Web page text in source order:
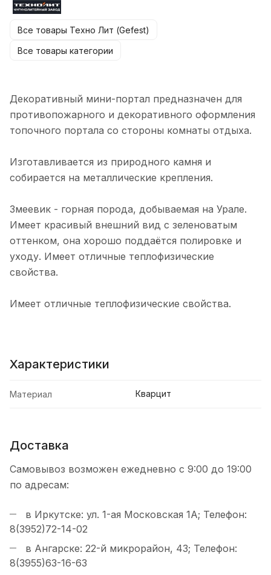
Все товары Техно Лит (Gefest)
Все товары категории
Декоративный мини-портал предназначен для
противопожарного и декоративного оформления
топочного портала со стороны комнаты отдыха.
Изготавливается из природного камня и
собирается на металлические крепления.
Змеевик - горная порода, добываемая на Урале.
Имеет красивый внешний вид с зеленоватым
оттенком, она хорошо поддаётся полировке и
уходу. Имеет отличные теплофизические
свойства.
Имеет отличные теплофизические свойства.
Характеристики
Материал Кварцит
Доставка
Самовывоз возможен ежедневно с 9:00 до 19:00
по адресам:
в Иркутске: ул. 1-ая Московская 1А; Телефон:
8(3952)72-14-02
в Ангарске: 22-й микрорайон, 43; Телефон:
8(3955)63-16-63